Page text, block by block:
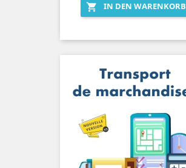
 IN DEN WARENKORB